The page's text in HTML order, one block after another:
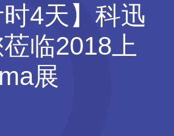
时4天】科迅
临2018上
展